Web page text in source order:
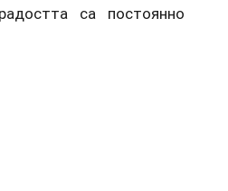
са постоянно